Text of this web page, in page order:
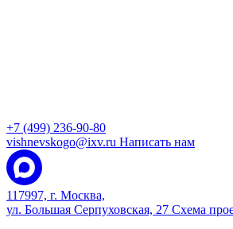
+7 (499) 236-90-80
vishnevskogo@ixv.ru Написать нам
117997, г. Москва,
ул. Большая Серпуховская, 27 Схема